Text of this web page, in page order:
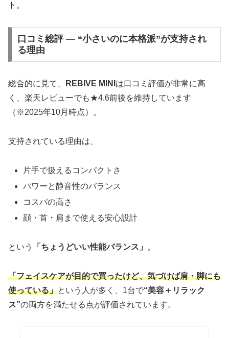
ト。
口コミ総評 ― “小さいのに本格派”が支持され
る理由
総合的に見て、 REBIVE MINI は口コミ評価が非常に高
く、楽天レビューでも★4.6前後を維持しています
（※2025年10月時点）。
支持されている理由は、
片手で扱えるコンパクトさ
パワーと静音性のバランス
コスパの高さ
顔・首・肩まで使える安心設計
という 「ちょうどいい性能バランス」 。
「フェイスケアが目的で買ったけど、気づけば肩・脚にも
使っている」という人が多く、1台で“美容＋リラック
ス”の両方を満たせる点が評価されています。